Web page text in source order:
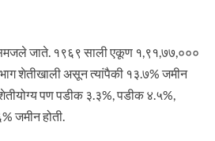
जाते. १९६९ साली एकूण १,९१,७७,०००
शेतीखाली असून त्यांपैकी १३.७% जमीन
पण पडीक ३.३%, पडीक ४.५%,
जमीन होती.